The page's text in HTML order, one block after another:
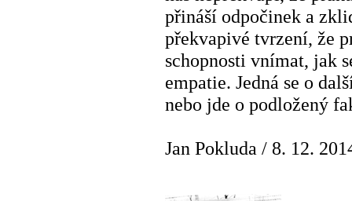
přináší odpočinek a
překvapivé tvrzení, že
schopnosti vnímat, jak
empatie. Jedná se o
nebo jde o podložený
Jan Pokluda / 8. 12.